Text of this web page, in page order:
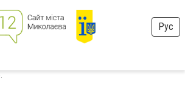
Рус